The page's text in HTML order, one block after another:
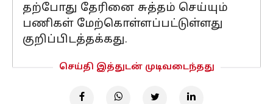
தற்போது தேரினை சுத்தம் செய்யும்
பணிகள் மேற்கொள்ளப்பட்டுள்ளது
குறிப்பிடத்தக்கது.
செய்தி இத்துடன் முடிவடைந்தது